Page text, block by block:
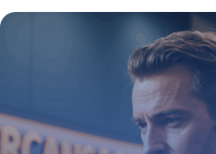
méthodes concrètes et